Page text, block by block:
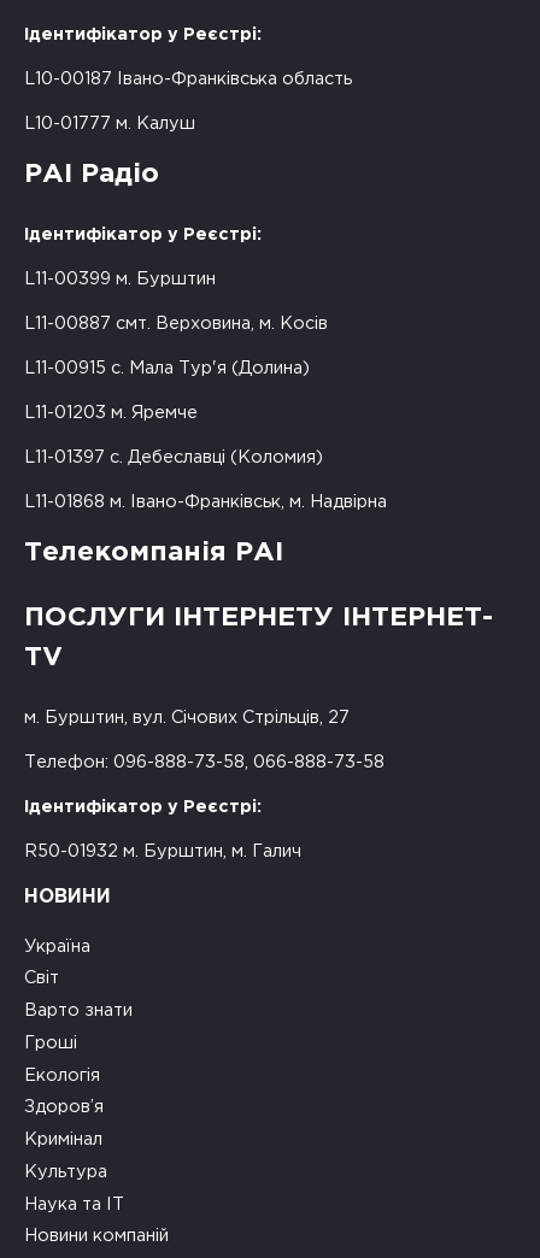
Ідентифікатор у Реєстрі:
L10-00187 Івано-Франківська область
L10-01777 м. Калуш
РАІ Радіо
Ідентифікатор у Реєстрі:
L11-00399 м. Бурштин
L11-00887 смт. Верховина, м. Косів
L11-00915 с. Мала Тур'я (Долина)
L11-01203 м. Яремче
L11-01397 с. Дебеславці (Коломия)
L11-01868 м. Івано-Франківськ, м. Надвірна
Телекомпанія РАІ
ПОСЛУГИ ІНТЕРНЕТУ ІНТЕРНЕТ-
TV
м. Бурштин, вул. Січових Стрільців, 27
Телефон: 096-888-73-58, 066-888-73-58
Ідентифікатор у Реєстрі:
R50-01932 м. Бурштин, м. Галич
НОВИНИ
Україна
Світ
Варто знати
Гроші
Екологія
Здоров’я
Кримінал
Культура
Наука та ІТ
Новини компаній